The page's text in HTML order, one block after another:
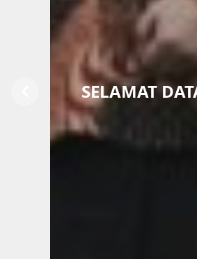
SELAMAT
Previous